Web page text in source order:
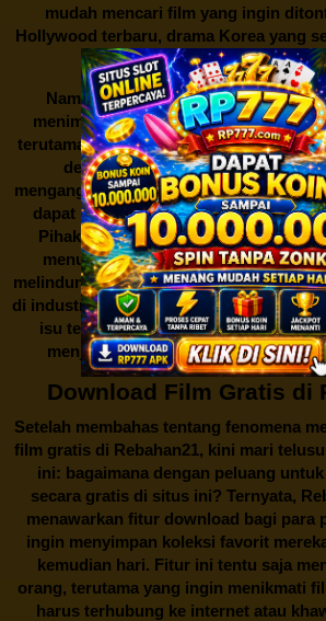
mudah mencari film yang ingin
Hollywood terbaru, drama Korea yang
produksi film lokal dengan
Namun, seperti halnya cerita manis,
menimbulkan kontroversi di industri
terutama produsen film dan pemilik hak
dengan maraknya situs-situs
menganggapnya sebagai bentuk
dapat merugikan industri perfilman
Pihak berwenang pun turut terlibat
menutup situs-situs ilegal semacam
melindungi keberlangsungan bisnis dan
di industri hiburan. Konflik kepentingan
isu tentang menonton film secara
menjadi perbincangan seru yang
Download Film Gratis di
Setelah membahas tentang fenomena
film gratis di Rebahan21, kini mari
ini: bagaimana dengan peluang
secara gratis di situs ini? Ternyata,
menawarkan fitur download bagi para
ingin menyimpan koleksi favorit
kemudian hari. Fitur ini tentu saja
orang, terutama yang ingin menikmati
harus terhubung ke internet atau